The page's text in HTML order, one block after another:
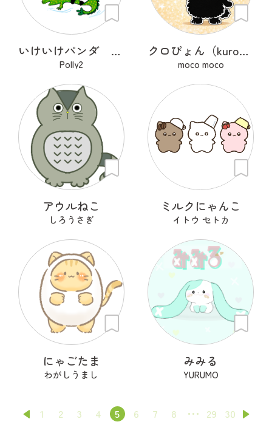
いけいけパンダ 遠足
Polly2
クロぴょん（kuropyon）
moco moco
アウルねこ
しろうさぎ
ミルクにゃんこ
イトウ セトカ
にゃごたま
わがしうまし
みみる
YURUMO
1 2 3 4 5 6 7 8 29 30